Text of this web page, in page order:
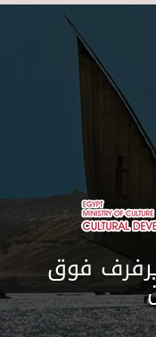
Skip to main content
فوق